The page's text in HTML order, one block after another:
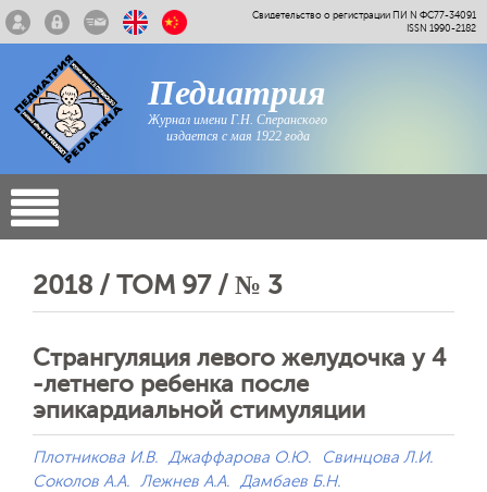
Свидетельство о регистрации ПИ N ФС77-34091
ISSN 1990-2182
Педиатрия
Журнал имени Г.Н. Сперанского
издается с мая 1922 года
2018 / ТОМ 97 / № 3
Странгуляция левого желудочка у 4
-летнего ребенка после
эпикардиальной стимуляции
Плотникова И.В. Джаффарова О.Ю.
Свинцова Л.И.
Соколов A.A. Лежнев А.А. Дамбаев Б.Н.